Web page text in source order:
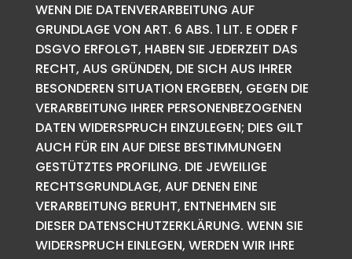
WENN DIE DATENVERARBEITUNG AUF
GRUNDLAGE VON ART. 6 ABS. 1 LIT. E ODER F
DSGVO ERFOLGT, HABEN SIE JEDERZEIT DAS
RECHT, AUS GRÜNDEN, DIE SICH AUS IHRER
BESONDEREN SITUATION ERGEBEN, GEGEN DIE
VERARBEITUNG IHRER PERSONENBEZOGENEN
DATEN WIDERSPRUCH EINZULEGEN; DIES GILT
AUCH FÜR EIN AUF DIESE BESTIMMUNGEN
GESTÜTZTES PROFILING. DIE JEWEILIGE
RECHTSGRUNDLAGE, AUF DENEN EINE
VERARBEITUNG BERUHT, ENTNEHMEN SIE
DIESER DATENSCHUTZERKLÄRUNG. WENN SIE
WIDERSPRUCH EINLEGEN, WERDEN WIR IHRE